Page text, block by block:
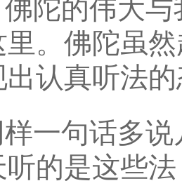
陀的伟大
。佛陀虽
认真听法
一句话多
的是这些